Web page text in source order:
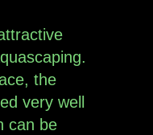
the
very well
can be